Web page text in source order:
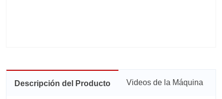
Descripción del Producto Videos de la Máquina